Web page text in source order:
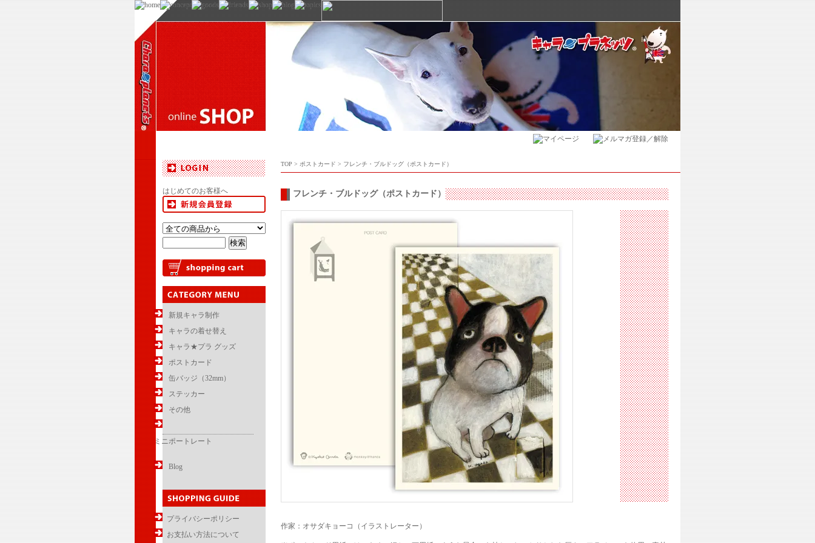
はじめてのお客様へ
新規キャラ制作
キャラの着せ替え
キャラ★プラ グッズ
ポストカード
缶バッジ（32mm）
ステッカー
その他
ミニポートレート
Blog
プライバシーポリシー
お支払い方法について
TOP > ポストカード > フレンチ・ブルドッグ（ポストカード）
フレンチ・ブルドッグ（ポストカード）
作家：オサダキョーコ（イラストレーター）